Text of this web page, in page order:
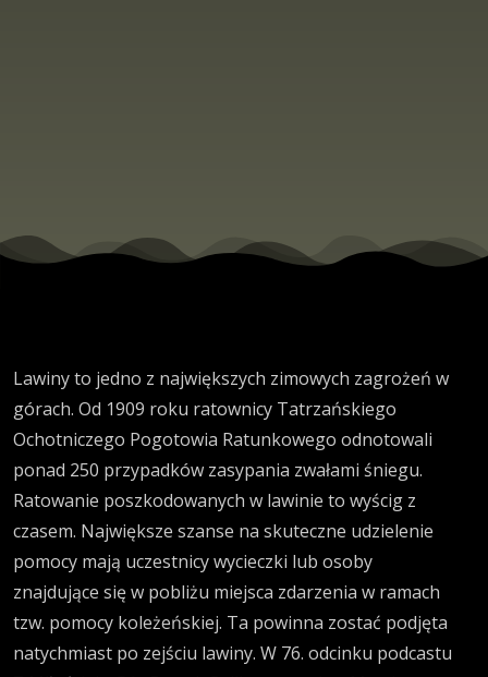
Lawiny to jedno z największych zimowych zagrożeń w
górach. Od 1909 roku ratownicy Tatrzańskiego
Ochotniczego Pogotowia Ratunkowego odnotowali
ponad 250 przypadków zasypania zwałami śniegu.
Ratowanie poszkodowanych w lawinie to wyścig z
czasem. Największe szanse na skuteczne udzielenie
pomocy mają uczestnicy wycieczki lub osoby
znajdujące się w pobliżu miejsca zdarzenia w ramach
tzw. pomocy koleżeńskiej. Ta powinna zostać podjęta
natychmiast po zejściu lawiny. W 76. odcinku podcastu